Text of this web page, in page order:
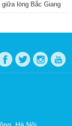
lòng Bắc Giang